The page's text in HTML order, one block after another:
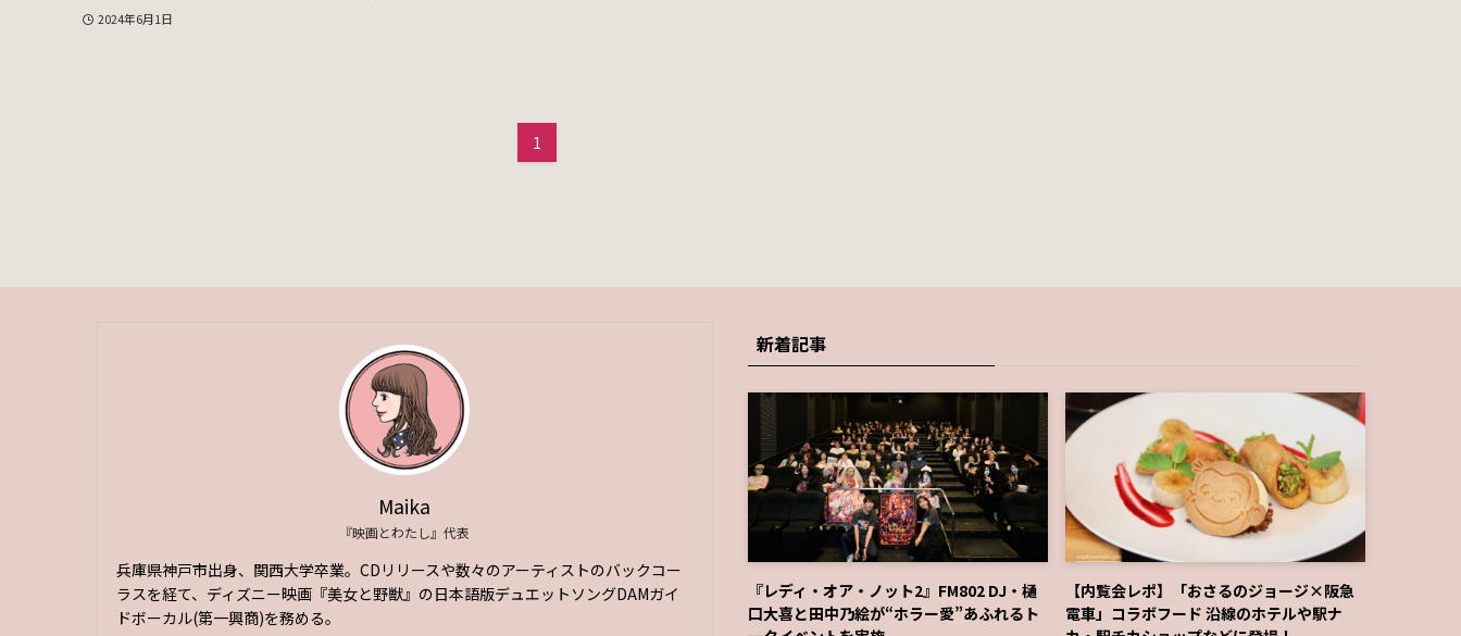
2024年6月1日
1
Maika
『映画とわたし』代表
兵庫県神戸市出身、関西大学卒業。CDリリースや数々のアーティストのバックコー
ラスを経て、ディズニー映画『美女と野獣』の日本語版デュエットソングDAMガイ
ドボーカル(第一興商)を務める。
新着記事
『レディ・オア・ノット2』FM802 DJ・樋
口大喜と田中乃絵が“ホラー愛”あふれるト
【内覧会レポ】「おさるのジョージ×阪急
電車」コラボフード 沿線のホテルや駅ナ